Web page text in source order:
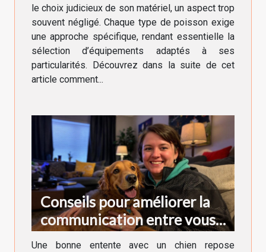
le choix judicieux de son matériel, un aspect trop
souvent négligé. Chaque type de poisson exige
une approche spécifique, rendant essentielle la
sélection d’équipements adaptés à ses
particularités. Découvrez dans la suite de cet
article comment...
Conseils pour améliorer la
communication entre vous
et votre chien
Une bonne entente avec un chien repose